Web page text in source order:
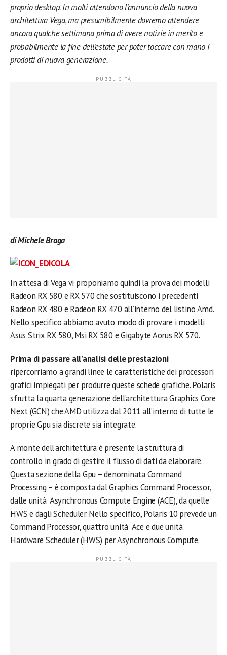
proprio desktop. In molti attendono l’annuncio della nuova
architettura Vega, ma presumibilmente dovremo attendere
ancora qualche settimana prima di avere notizie in merito e
probabilmente la fine dell’estate per poter toccare con mano i
prodotti di nuova generazione.
di Michele Braga
In attesa di Vega vi proponiamo quindi la prova dei modelli
Radeon RX 580 e RX 570 che sostituiscono i precedenti
Radeon RX 480 e Radeon RX 470 all’interno del listino Amd.
Nello specifico abbiamo avuto modo di provare i modelli
Asus Strix RX 580, Msi RX 580 e Gigabyte Aorus RX 570.
Prima di passare all’analisi delle prestazioni
ripercorriamo a grandi linee le caratteristiche dei processori
grafici impiegati per produrre queste schede grafiche. Polaris
sfrutta la quarta generazione dell’architettura Graphics Core
Next (GCN) che AMD utilizza dal 2011 all’interno di tutte le
proprie Gpu sia discrete sia integrate.
A monte dell’architettura è presente la struttura di
controllo in grado di gestire il flusso di dati da elaborare.
Questa sezione della Gpu – denominata Command
Processing – è composta dal Graphics Command Processor,
dalle unità Asynchronous Compute Engine (ACE), da quelle
HWS e dagli Scheduler. Nello specifico, Polaris 10 prevede un
Command Processor, quattro unità Ace e due unità
Hardware Scheduler (HWS) per Asynchronous Compute.